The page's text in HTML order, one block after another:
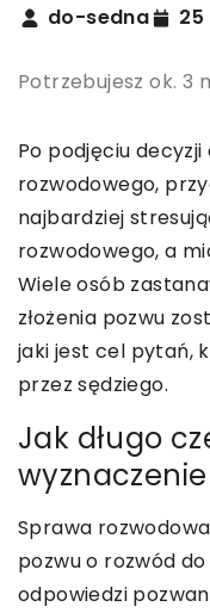
do-sedna 25
Potrzebujesz ok. 3
Po podjęciu decyzji
rozwodowego,
najbardziej
rozwodowego, a
Wiele osób
złożenia pozwu
jaki jest cel pytań,
przez sędziego.
Jak długo
Sprawa
pozwu o rozwód
odpowiedzi